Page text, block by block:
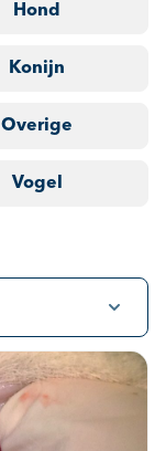
Hond
Konijn
Overige
Vogel